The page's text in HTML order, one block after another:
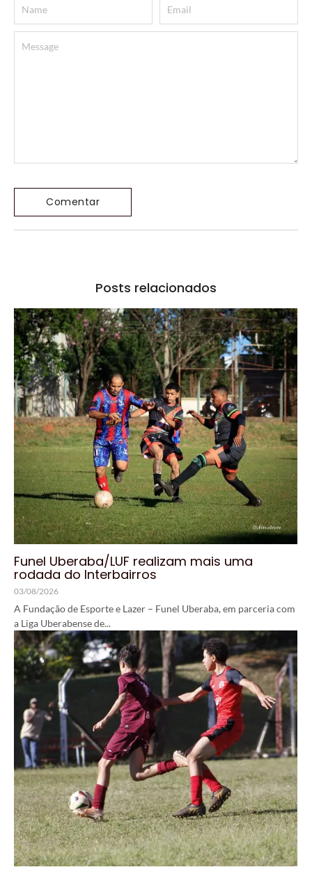
Posts relacionados
Funel Uberaba/LUF realizam mais uma
rodada do Interbairros
03/08/2026
A Fundação de Esporte e Lazer – Funel Uberaba, em parceria com
a Liga Uberabense de...